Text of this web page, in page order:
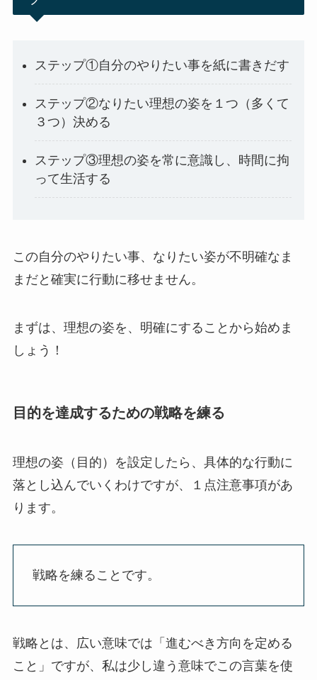
ステップ①自分のやりたい事を紙に書きだす
ステップ②なりたい理想の姿を１つ（多くて
３つ）決める
ステップ③理想の姿を常に意識し、時間に拘
って生活する
この自分のやりたい事、なりたい姿が不明確なま
まだと確実に行動に移せません。
まずは、理想の姿を、明確にすることから始めま
しょう！
目的を達成するための戦略を練る
理想の姿（目的）を設定したら、具体的な行動に
落とし込んでいくわけですが、１点注意事項があ
ります。
戦略を練ることです。
戦略とは、広い意味では「進むべき方向を定める
こと」ですが、私は少し違う意味でこの言葉を使